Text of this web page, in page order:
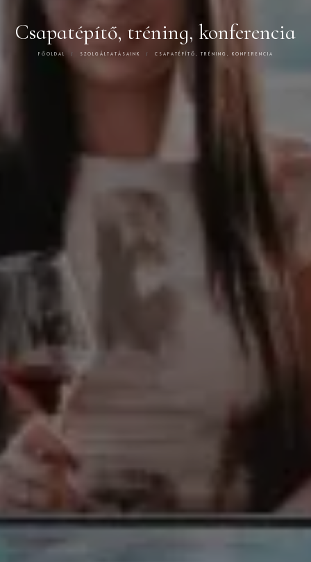
Csapatépítő, tréning, konferencia
FŐOLDAL SZOLGÁLTATÁSAINK CSAPATÉPÍTŐ, TRÉNING, KONFERENCIA